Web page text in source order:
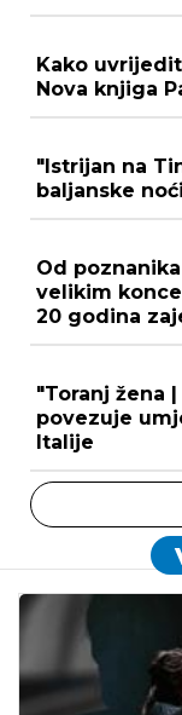
Kako
Nova knjiga
"Istrijan na
baljanske
Od
velikim
20 godina
"Toranj žena
povezuje
Italije